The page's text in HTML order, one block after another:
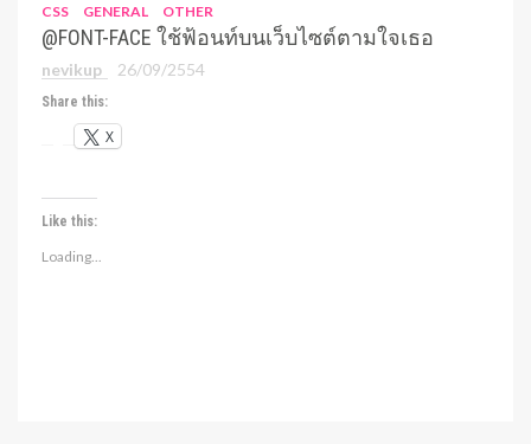
CSS GENERAL OTHER
@FONT-FACE ใช้ฟ้อนท์บนเว็บไซต์ตามใจเธอ
nevikup 26/09/2554
Share this:
X
Like this:
Loading...